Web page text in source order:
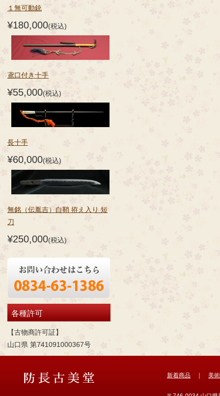
１無可動銃
¥180,000(税込)
鳶口付き十手
¥55,000(税込)
長十手
¥60,000(税込)
無銘（伝胤吉）白鞘 拵え入り 短
刀
¥250,000(税込)
各種許可
【古物商許可証】
山口県 第741091000367号
新着商品 美